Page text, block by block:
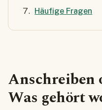
Häufige Fragen
Anschreiben
Was gehört